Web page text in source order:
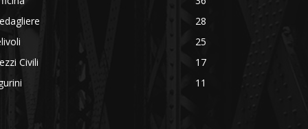
28
25
Civili
17
11